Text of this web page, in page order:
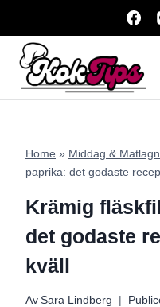
content
Home » Middag &
paprika: det godaste
Krämig
det godaste
kväll
Av Sara Lindberg